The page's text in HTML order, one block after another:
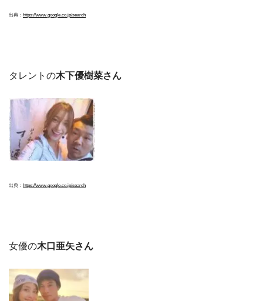
出典： https://www.google.co.jp/search
タレントの木下優樹菜さん
出典： https://www.google.co.jp/search
女優の木口亜矢さん